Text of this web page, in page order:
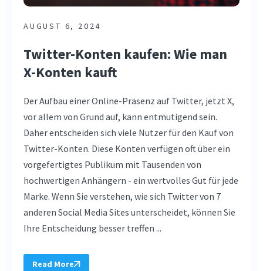
AUGUST 6, 2024
Twitter-Konten kaufen: Wie man
X-Konten kauft
Der Aufbau einer Online-Präsenz auf Twitter, jetzt X,
vor allem von Grund auf, kann entmutigend sein.
Daher entscheiden sich viele Nutzer für den Kauf von
Twitter-Konten. Diese Konten verfügen oft über ein
vorgefertigtes Publikum mit Tausenden von
hochwertigen Anhängern - ein wertvolles Gut für jede
Marke. Wenn Sie verstehen, wie sich Twitter von 7
anderen Social Media Sites unterscheidet, können Sie
Ihre Entscheidung besser treffen ...
Read More